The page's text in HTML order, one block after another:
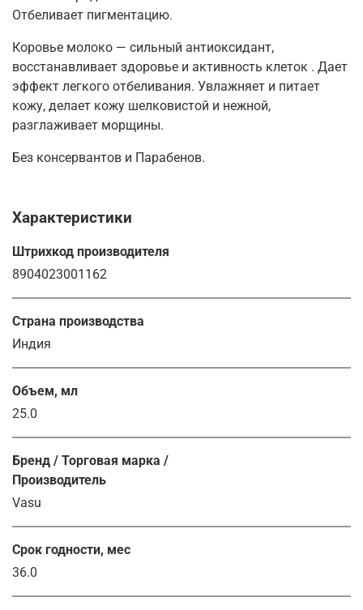
Отбеливает пигментацию.
Коровье молоко — сильный антиоксидант,
восстанавливает здоровье и активность клеток . Дает
эффект легкого отбеливания. Увлажняет и питает
кожу, делает кожу шелковистой и нежной,
разглаживает морщины.
Без консервантов и Парабенов.
Характеристики
Штрихкод производителя
8904023001162
Страна производства
Индия
Объем, мл
25.0
Бренд / Торговая марка /
Производитель
Vasu
Срок годности, мес
36.0